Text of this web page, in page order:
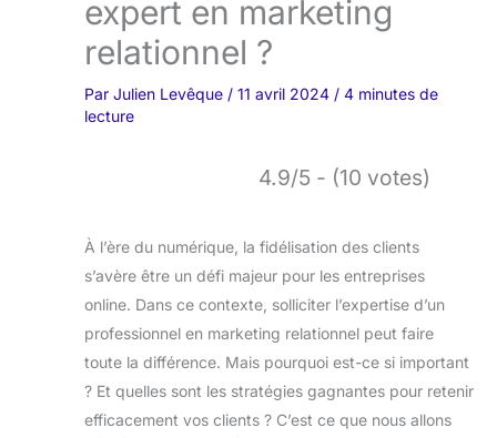
expert en marketing
relationnel ?
Par Julien Levêque / 11 avril 2024 / 4 minutes de
lecture
4.9/5 - (10 votes)
À l’ère du numérique, la fidélisation des clients
s’avère être un défi majeur pour les entreprises
online. Dans ce contexte, solliciter l’expertise d’un
professionnel en marketing relationnel peut faire
toute la différence. Mais pourquoi est-ce si important
? Et quelles sont les stratégies gagnantes pour retenir
efficacement vos clients ? C’est ce que nous allons